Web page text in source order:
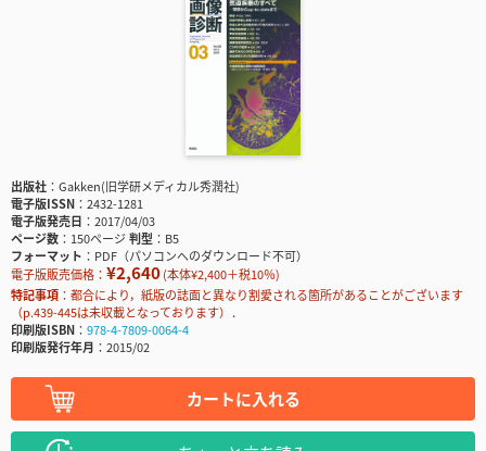
出版社
Gakken(旧学研メディカル秀潤社)
電子版ISSN
2432-1281
電子版発売日
2017/04/03
ページ数
150ページ判型
B5
フォーマット
PDF（パソコンへのダウンロード不可）
電子版販売価格： ¥2,640(本体¥2,400＋税10％)
特記事項
都合により，紙版の誌面と異なり割愛される箇所があることがございます
（p.439-445は未収載となっております）．
印刷版ISBN
978-4-7809-0064-4
印刷版発行年月
2015/02
カートに入れる